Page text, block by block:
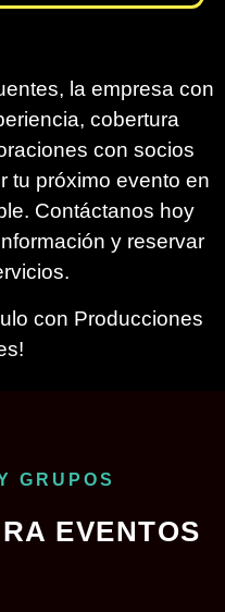
la empresa con
cobertura
con socios
tu próximo evento en
Contáctanos hoy
y reservar
con Producciones
GRUPOS
EVENTOS